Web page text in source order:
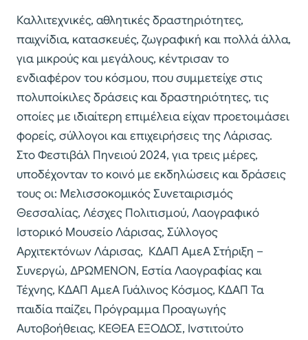
Καλλιτεχνικές, αθλητικές δραστηριότητες,
παιχνίδια, κατασκευές, ζωγραφική και πολλά άλλα,
για μικρούς και μεγάλους, κέντρισαν το
ενδιαφέρον του κόσμου, που συμμετείχε στις
πολυποίκιλες δράσεις και δραστηριότητες, τις
οποίες με ιδιαίτερη επιμέλεια είχαν προετοιμάσει
φορείς, σύλλογοι και επιχειρήσεις της Λάρισας.
Στο Φεστιβάλ Πηνειού 2024, για τρεις μέρες,
υποδέχονταν το κοινό με εκδηλώσεις και δράσεις
τους οι: Μελισσοκομικός Συνεταιρισμός
Θεσσαλίας, Λέσχες Πολιτισμού, Λαογραφικό
Ιστορικό Μουσείο Λάρισας, Σύλλογος
Αρχιτεκτόνων Λάρισας, ΚΔΑΠ ΑμεΑ Στήριξη –
Συνεργώ, ΔΡΩΜΕΝΟΝ, Εστία Λαογραφίας και
Τέχνης, ΚΔΑΠ ΑμεΑ Γυάλινος Κόσμος, ΚΔΑΠ Τα
παιδία παίζει, Πρόγραμμα Προαγωγής
Αυτοβοήθειας, ΚΕΘΕΑ ΕΞΟΔΟΣ, Ινστιτούτο